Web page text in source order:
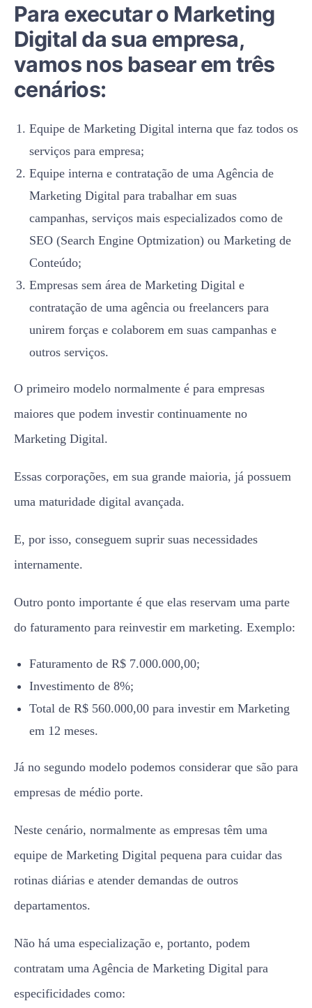
Para executar o Marketing
Digital da sua empresa,
vamos nos basear em três
cenários:
Equipe de Marketing Digital interna que faz todos os
serviços para empresa;
Equipe interna e contratação de uma Agência de
Marketing Digital para trabalhar em suas
campanhas, serviços mais especializados como de
SEO (Search Engine Optmization) ou Marketing de
Conteúdo;
Empresas sem área de Marketing Digital e
contratação de uma agência ou freelancers para
unirem forças e colaborem em suas campanhas e
outros serviços.
O primeiro modelo normalmente é para empresas
maiores que podem investir continuamente no
Marketing Digital.
Essas corporações, em sua grande maioria, já possuem
uma maturidade digital avançada.
E, por isso, conseguem suprir suas necessidades
internamente.
Outro ponto importante é que elas reservam uma parte
do faturamento para reinvestir em marketing. Exemplo:
Faturamento de R$ 7.000.000,00;
Investimento de 8%;
Total de R$ 560.000,00 para investir em Marketing
em 12 meses.
Já no segundo modelo podemos considerar que são para
empresas de médio porte.
Neste cenário, normalmente as empresas têm uma
equipe de Marketing Digital pequena para cuidar das
rotinas diárias e atender demandas de outros
departamentos.
Não há uma especialização e, portanto, podem
contratam uma Agência de Marketing Digital para
especificidades como: